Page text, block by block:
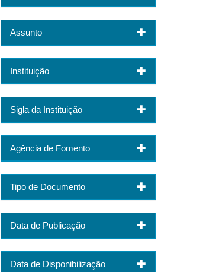
Assunto
Instituição
Sigla da Instituição
Agência de Fomento
Tipo de Documento
Data de Publicação
Data de Disponibilização